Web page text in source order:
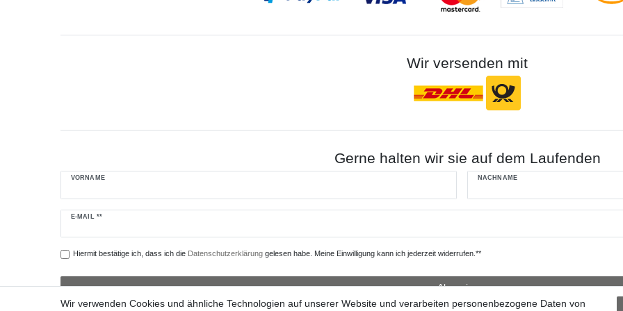
Wir versenden mit
Gerne halten wir sie auf dem Laufenden
VORNAME NACHNAME
E-MAIL **
Newsletter
Hiermit bestätige ich, dass ich die Daten­schutz­erklärunggelesen habe. Meine Einwilligung kann ich jederzeit widerrufen.**
Abonnieren
Wir verwenden Cookies und ähnliche Technologien auf unserer Website und verarbeiten personenbezogene Daten von